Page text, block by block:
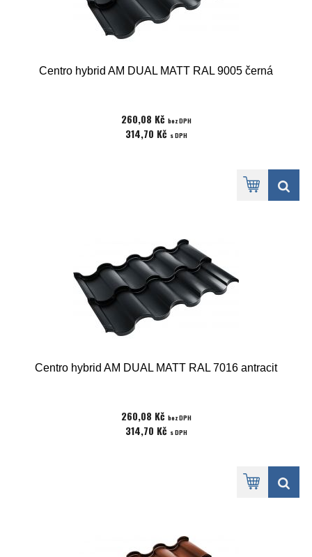
Centro hybrid AM DUAL MATT RAL 9005 černá
260,08 Kč bez DPH
314,70 Kč s DPH
Centro hybrid AM DUAL MATT RAL 7016 antracit
260,08 Kč bez DPH
314,70 Kč s DPH